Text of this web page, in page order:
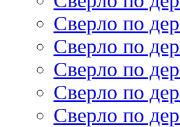
Сверло по
Сверло по
Сверло по
Сверло по
Сверло по